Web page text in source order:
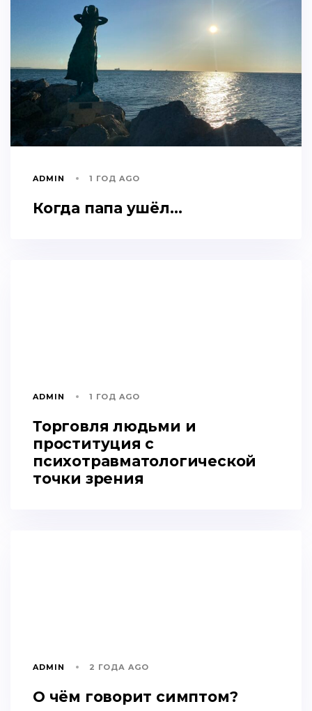
ADMIN 1 ГОД AGO
Когда папа ушёл…
ADMIN 1 ГОД AGO
Торговля людьми и
проституция с
психотравматологической
точки зрения
ADMIN 2 ГОДА AGO
О чём говорит симптом?